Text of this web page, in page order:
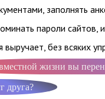
заполнять
пароли сайтов,
без всяких
жизни вы
друга?